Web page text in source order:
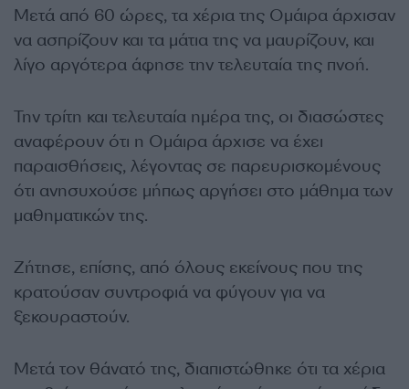
Μετά από 60 ώρες, τα χέρια της Ομάιρα άρχισαν
να ασπρίζουν και τα μάτια της να μαυρίζουν, και
λίγο αργότερα άφησε την τελευταία της πνοή.
Την τρίτη και τελευταία ημέρα της, οι διασώστες
αναφέρουν ότι η Ομάιρα άρχισε να έχει
παραισθήσεις, λέγοντας σε παρευρισκομένους
ότι ανησυχούσε μήπως αργήσει στο μάθημα των
μαθηματικών της.
Ζήτησε, επίσης, από όλους εκείνους που της
κρατούσαν συντροφιά να φύγουν για να
ξεκουραστούν.
Μετά τον θάνατό της, διαπιστώθηκε ότι τα χέρια